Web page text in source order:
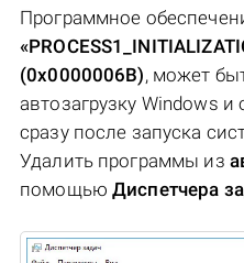
Программное
(0x0000006B), может
автозагрузку Windows
сразу после запуска
Удалить программы из
помощьюДиспетчера